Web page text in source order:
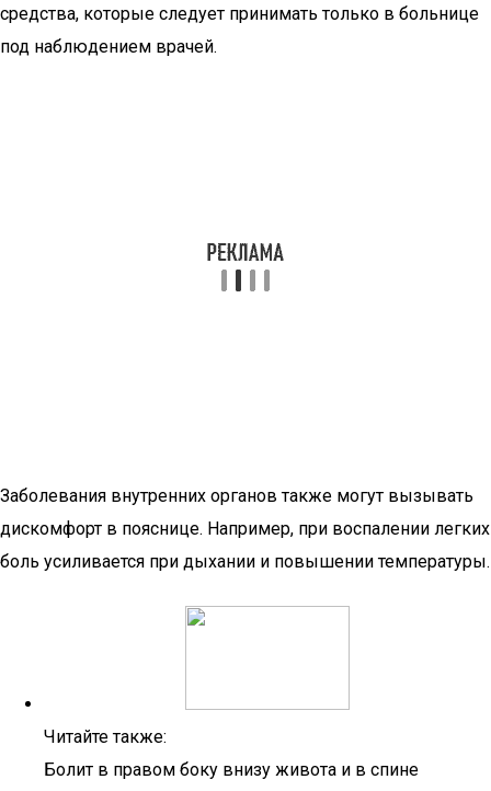
средства, которые следует принимать только в больнице
под наблюдением врачей.
Заболевания внутренних органов также могут вызывать
дискомфорт в пояснице. Например, при воспалении легких
боль усиливается при дыхании и повышении температуры.
Читайте также:
Болит в правом боку внизу живота и в спине